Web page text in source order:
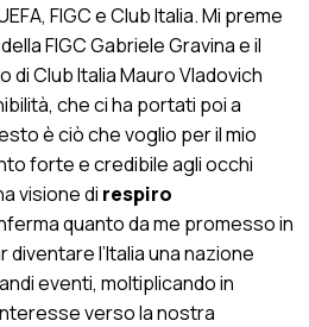
FIGC e Club Italia. Mi preme
FIGC Gabriele Gravina e il
Club Italia Mauro Vladovich
che ci ha portati poi a
è ciò che voglio per il mio
forte e credibile agli occhi
visione di respiro
quanto da me promesso in
l’Italia una nazione
eventi, moltiplicando in
verso la nostra